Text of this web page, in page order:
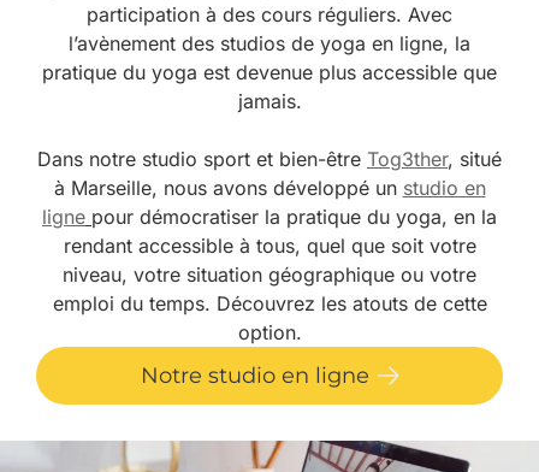
participation à des cours réguliers. Avec
l’avènement des studios de yoga en ligne, la
pratique du yoga est devenue plus accessible que
jamais.
Dans notre studio sport et bien-être Tog3ther, situé
à Marseille, nous avons développé un studio en
ligne pour démocratiser la pratique du yoga, en la
rendant accessible à tous, quel que soit votre
niveau, votre situation géographique ou votre
emploi du temps. Découvrez les atouts de cette
option.
Notre studio en ligne